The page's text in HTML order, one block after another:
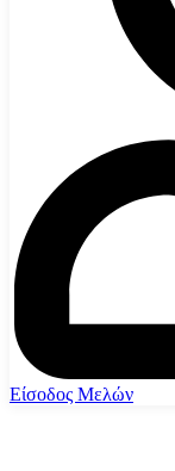
Είσοδος Μελών